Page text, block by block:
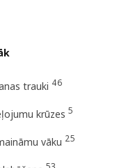
trauki 46
krūzes 5
vāku 25